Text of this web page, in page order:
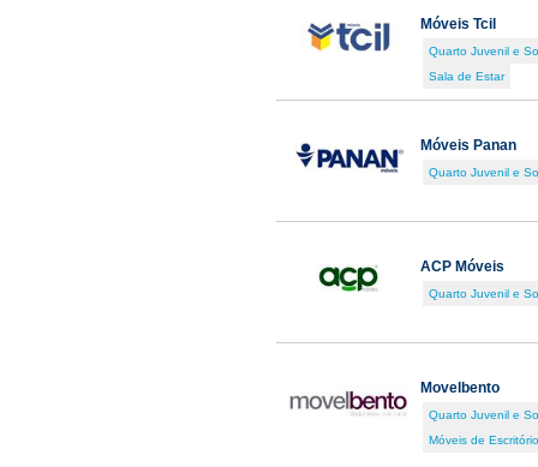
Móveis Tcil
Quarto Juvenil e
Sala de Estar
Móveis Panan
Quarto Juvenil e
ACP Móveis
Quarto Juvenil e
Movelbento
Quarto Juvenil e
Móveis de Escritório